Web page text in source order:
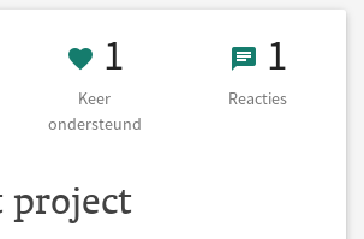
9
1 Keer
1
Keer
ondersteund
1 1
Reacties
project